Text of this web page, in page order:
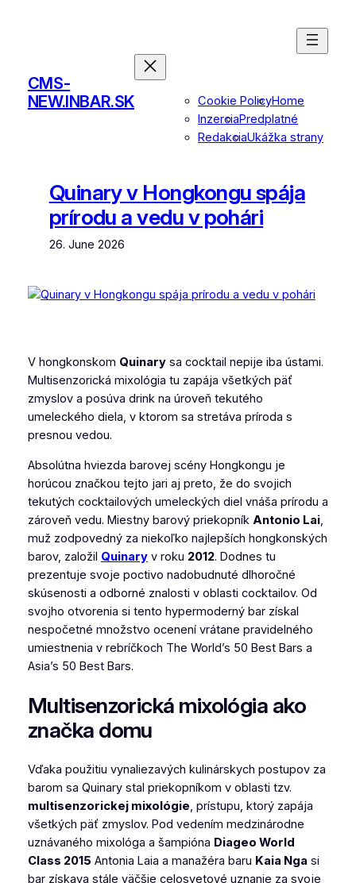
CMS-
NEW.INBAR.SK
Cookie PolicyHome
InzerciaPredplatné
RedakciaUkážka strany
Quinary v Hongkongu spája
prírodu a vedu v pohári
26. June 2026
V hongkonskom Quinarysa cocktail nepije iba ústami.
Multisenzorická mixológia tu zapája všetkých päť
zmyslov a posúva drink na úroveň tekutého
umeleckého diela, v ktorom sa stretáva príroda s
presnou vedou.
Absolútna hviezda barovej scény Hongkongu je
horúcou značkou tejto jari aj preto, že do svojich
tekutých cocktailových umeleckých diel vnáša prírodu a
zároveň vedu. Miestny barový priekopník Antonio Lai,
muž zodpovedný za niekoľko najlepších hongkonských
barov, založil Quinaryv roku 2012. Dodnes tu
prezentuje svoje poctivo nadobudnuté dlhoročné
skúsenosti a odborné znalosti v oblasti cocktailov. Od
svojho otvorenia si tento hypermoderný bar získal
nespočetné množstvo ocenení vrátane pravidelného
umiestnenia v rebríčkoch The World’s 50 Best Bars a
Asia’s 50 Best Bars.
Multisenzorická mixológia ako
značka domu
Vďaka použitiu vynaliezavých kulinárskych postupov za
barom sa Quinary stal priekopníkom v oblasti tzv.
multisenzorickej mixológie, prístupu, ktorý zapája
všetkých päť zmyslov. Pod vedením medzinárodne
uznávaného mixológa a šampióna Diageo World
Class 2015 Antonia Laia a manažéra baru Kaia Nga si
bar získava stále väčšie celosvetové uznanie za svoje